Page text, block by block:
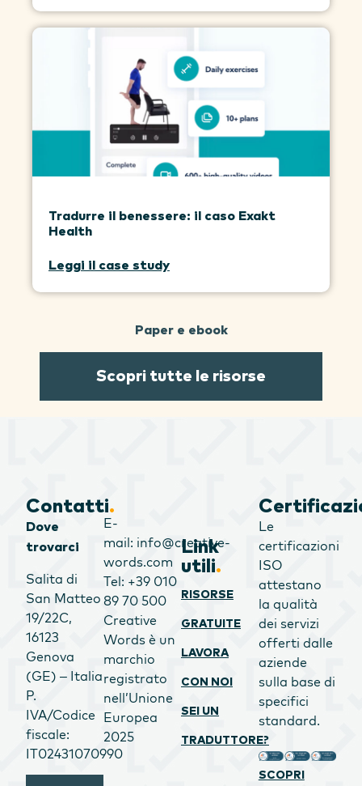
Paper e ebook
Tradurre il benessere: il caso Exakt
Health
Leggi il case study
Scopri tutte le risorse
Contatti.
Dove
trovarci
Salita di
San Matteo
19/22C,
16123
Genova
(GE) – Italia
P.
IVA/Codice
fiscale:
IT02431070990
E-
mail: info@creative-
words.com
Tel: +39 010
89 70 500
Creative
Words è un
marchio
registrato
nell’Unione
Europea
2025
Link
utili.
RISORSE
GRATUITE
LAVORA
CON NOI
SEI UN
TRADUTTORE?
Le
certificazioni
ISO
attestano
la qualità
dei servizi
offerti dalle
aziende
sulla base di
specifici
standard.
SCOPRI